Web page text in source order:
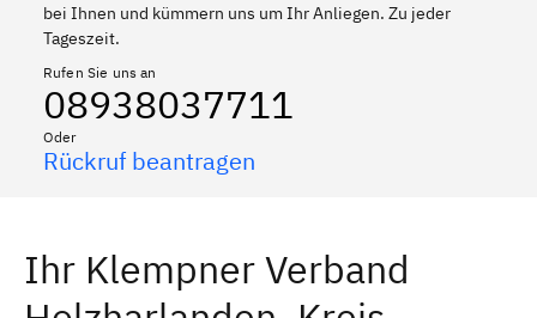
bei Ihnen und kümmern uns um Ihr Anliegen. Zu jeder
Tageszeit.
Rufen Sie uns an
08938037711
Oder
Rückruf beantragen
Ihr Klempner Verband